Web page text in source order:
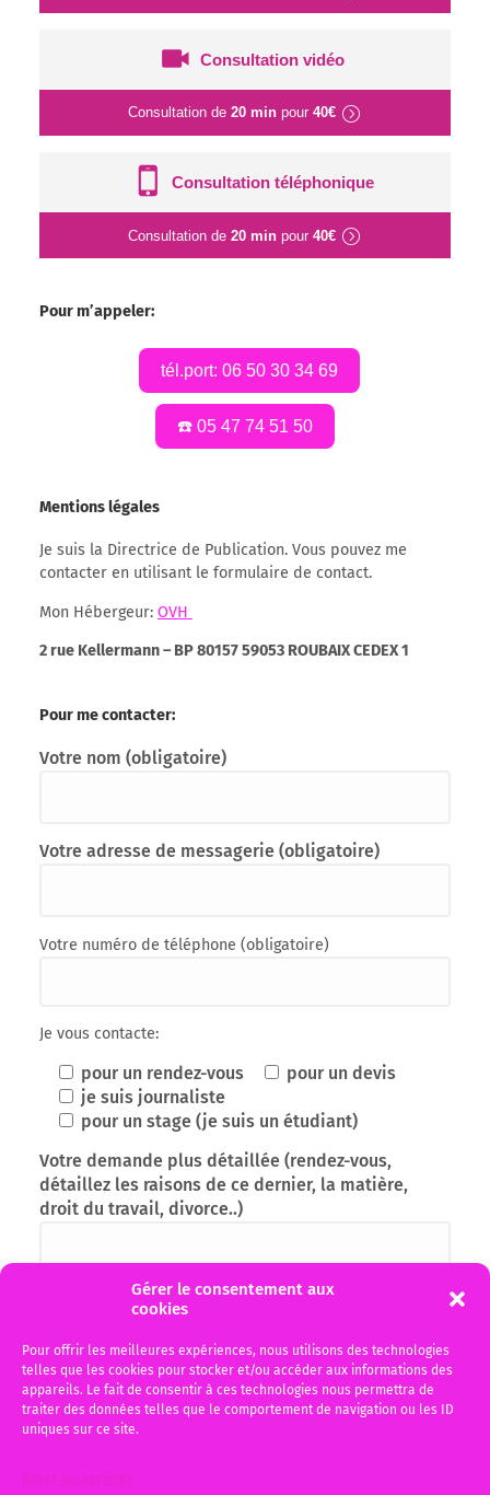
Gérer le consentement aux
cookies
Pour offrir les meilleures expériences, nous utilisons des technologies
telles que les cookies pour stocker et/ou accéder aux informations des
appareils. Le fait de consentir à ces technologies nous permettra de
traiter des données telles que le comportement de navigation ou les ID
uniques sur ce site.
Gérer les services
Consultation vidéo
Consultation de 20 min pour 40€
Consultation téléphonique
Consultation de 20 min pour 40€
Pour m’appeler:
tél.port: 06 50 30 34 69
☎️ 05 47 74 51 50
Mentions légales
Je suis la Directrice de Publication. Vous pouvez me
contacter en utilisant le formulaire de contact.
Mon Hébergeur: OVH
2 rue Kellermann – BP 80157 59053 ROUBAIX CEDEX 1
Pour me contacter:
Votre nom (obligatoire)
Votre adresse de messagerie (obligatoire)
Votre numéro de téléphone (obligatoire)
Je vous contacte:
pour un rendez-vous
pour un devis
je suis journaliste
pour un stage (je suis un étudiant)
Votre demande plus détaillée (rendez-vous,
détaillez les raisons de ce dernier, la matière,
droit du travail, divorce..)
recueil des données personnelles en cliquant